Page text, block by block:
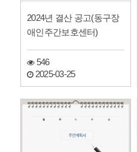
2024년 결산 공고(동구장
애인주간보호센터)
546
2025-03-25